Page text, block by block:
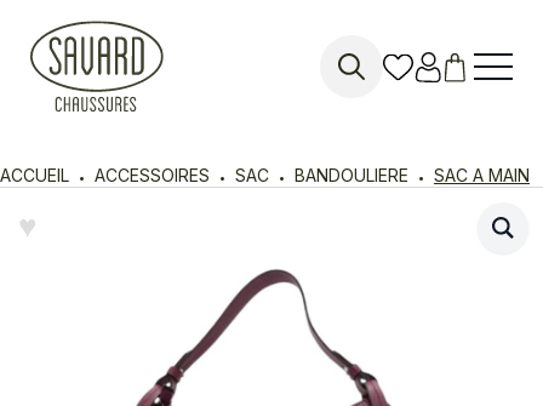
ACCUEIL ACCESSOIRES SAC BANDOULIERE SAC A MAIN
♥︎